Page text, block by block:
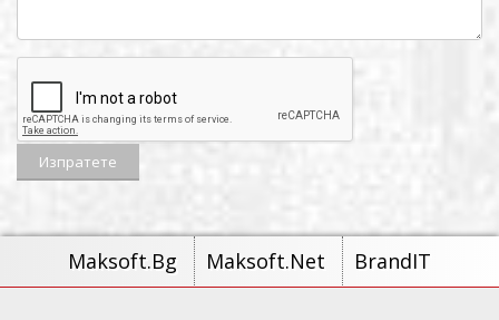
Maksoft.Bg Maksoft.Net BrandIT